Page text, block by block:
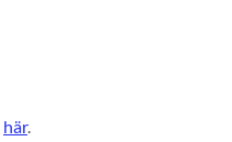
här.